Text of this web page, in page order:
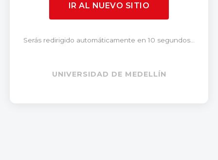
IR AL NUEVO SITIO
Serás redirigido automáticamente en 10 segundos...
UNIVERSIDAD DE MEDELLÍN